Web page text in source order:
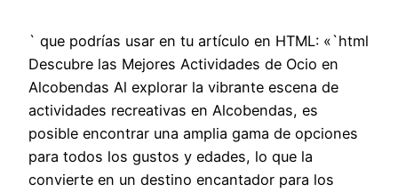
` que podrías usar en tu artículo en HTML: «`html
Descubre las Mejores Actividades de Ocio en
Alcobendas Al explorar la vibrante escena de
actividades recreativas en Alcobendas, es
posible encontrar una amplia gama de opciones
para todos los gustos y edades, lo que la
convierte en un destino encantador para los